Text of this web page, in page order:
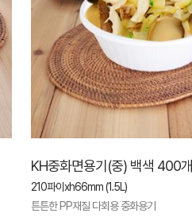
KH중화면용기(중) 백색 400개
210파이xh66mm (1.5L)
튼튼한 PP재질 다회용 중화용기